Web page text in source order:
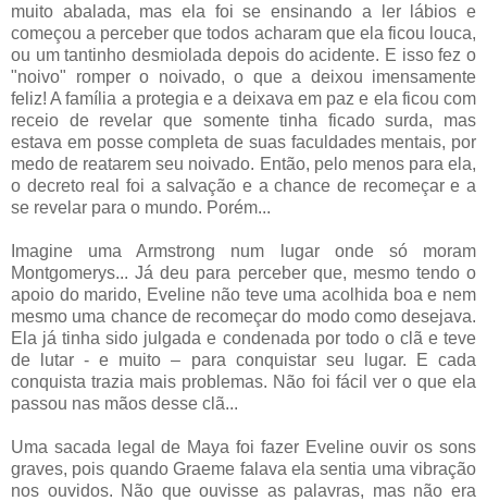
muito abalada, mas ela foi se ensinando a ler lábios e
começou a perceber que todos acharam que ela ficou louca,
ou um tantinho desmiolada depois do acidente. E isso fez o
"noivo" romper o noivado, o que a deixou imensamente
feliz! A família a protegia e a deixava em paz e ela ficou com
receio de revelar que somente tinha ficado surda, mas
estava em posse completa de suas faculdades mentais, por
medo de reatarem seu noivado. Então, pelo menos para ela,
o decreto real foi a salvação e a chance de recomeçar e a
se revelar para o mundo. Porém...
Imagine uma Armstrong num lugar onde só moram
Montgomerys... Já deu para perceber que, mesmo tendo o
apoio do marido, Eveline não teve uma acolhida boa e nem
mesmo uma chance de recomeçar do modo como desejava.
Ela já tinha sido julgada e condenada por todo o clã e teve
de lutar - e muito – para conquistar seu lugar. E cada
conquista trazia mais problemas. Não foi fácil ver o que ela
passou nas mãos desse clã...
Uma sacada legal de Maya foi fazer Eveline ouvir os sons
graves, pois quando Graeme falava ela sentia uma vibração
nos ouvidos. Não que ouvisse as palavras, mas não era